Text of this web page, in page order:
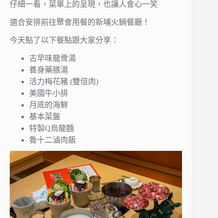
仔細一看，菜單上的呈現，也讓人會心一笑
適合安排前往聚會用餐的新埔火鍋餐廳！
今天點了以下餐點跟大家分享：
古早味龍骨湯
養身藥膳湯
活力梅花豬 (雙倍肉)
美國牛小排
月底的海鮮
基本菜盤
特製Q烏龍麵
魯十二滷肉飯